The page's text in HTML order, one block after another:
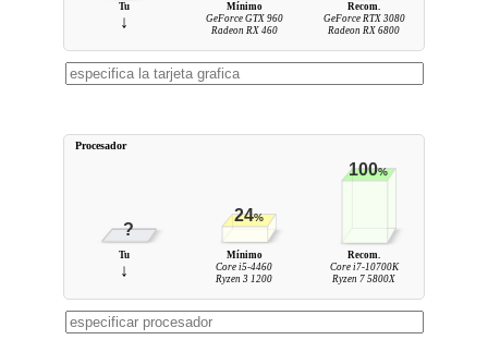
Tu
↓
Mínimo
GeForce GTX 960
Radeon RX 460
Recom.
GeForce RTX 3080
Radeon RX 6800
?
24%
100%
Tu
↓
Mínimo
Core i5-4460
Ryzen 3 1200
Recom.
Core i7-10700K
Ryzen 7 5800X
Procesador